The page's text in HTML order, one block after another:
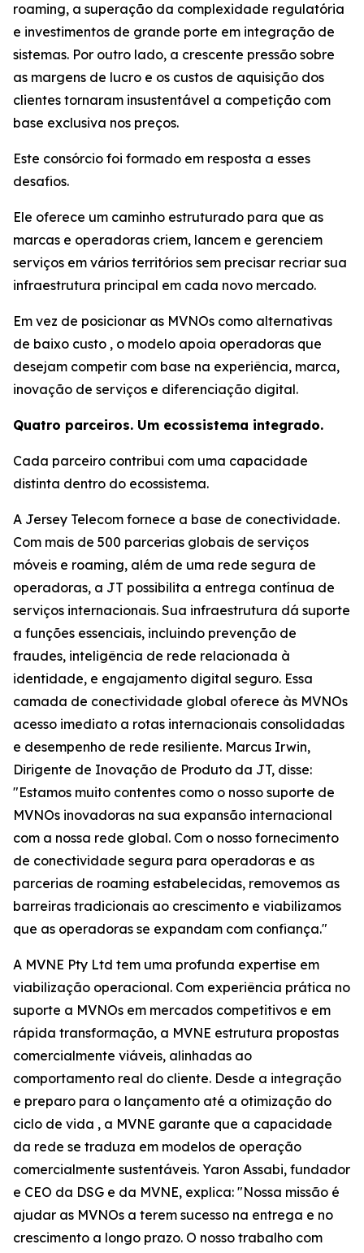
roaming, a superação da complexidade regulatória
e investimentos de grande porte em integração de
sistemas. Por outro lado, a crescente pressão sobre
as margens de lucro e os custos de aquisição dos
clientes tornaram insustentável a competição com
base exclusiva nos preços.
Este consórcio foi formado em resposta a esses
desafios.
Ele oferece um caminho estruturado para que as
marcas e operadoras criem, lancem e gerenciem
serviços em vários territórios sem precisar recriar sua
infraestrutura principal em cada novo mercado.
Em vez de posicionar as MVNOs como alternativas
de baixo custo , o modelo apoia operadoras que
desejam competir com base na experiência, marca,
inovação de serviços e diferenciação digital.
Quatro parceiros. Um ecossistema integrado.
Cada parceiro contribui com uma capacidade
distinta dentro do ecossistema.
A Jersey Telecom fornece a base de conectividade.
Com mais de 500 parcerias globais de serviços
móveis e roaming, além de uma rede segura de
operadoras, a JT possibilita a entrega contínua de
serviços internacionais. Sua infraestrutura dá suporte
a funções essenciais, incluindo prevenção de
fraudes, inteligência de rede relacionada à
identidade, e engajamento digital seguro. Essa
camada de conectividade global oferece às MVNOs
acesso imediato a rotas internacionais consolidadas
e desempenho de rede resiliente. Marcus Irwin,
Dirigente de Inovação de Produto da JT, disse:
"Estamos muito contentes como o nosso suporte de
MVNOs inovadoras na sua expansão internacional
com a nossa rede global. Com o nosso fornecimento
de conectividade segura para operadoras e as
parcerias de roaming estabelecidas, removemos as
barreiras tradicionais ao crescimento e viabilizamos
que as operadoras se expandam com confiança."
A MVNE Pty Ltd tem uma profunda expertise em
viabilização operacional. Com experiência prática no
suporte a MVNOs em mercados competitivos e em
rápida transformação, a MVNE estrutura propostas
comercialmente viáveis, alinhadas ao
comportamento real do cliente. Desde a integração
e preparo para o lançamento até a otimização do
ciclo de vida , a MVNE garante que a capacidade
da rede se traduza em modelos de operação
comercialmente sustentáveis. Yaron Assabi, fundador
e CEO da DSG e da MVNE, explica: "Nossa missão é
ajudar as MVNOs a terem sucesso na entrega e no
crescimento a longo prazo. O nosso trabalho com